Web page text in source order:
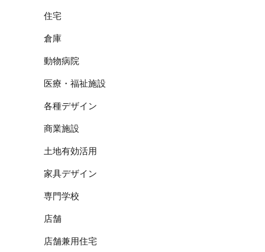
住宅
倉庫
動物病院
医療・福祉施設
各種デザイン
商業施設
土地有効活用
家具デザイン
専門学校
店舗
店舗兼用住宅